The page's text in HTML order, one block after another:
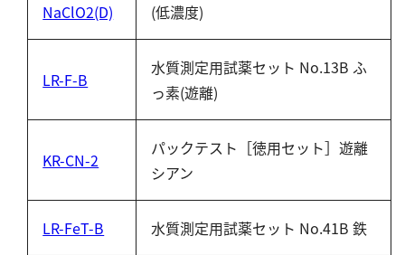
NaClO2(D)
(低濃度)
LR-F-B
水質測定用試薬セット No.13B ふ
っ素(遊離)
KR-CN-2
パックテスト［徳用セット］遊離
シアン
LR-FeT-B 水質測定用試薬セット No.41B 鉄